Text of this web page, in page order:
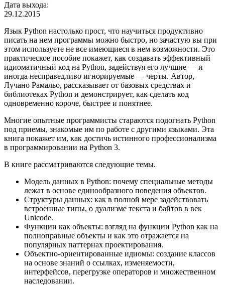
Дата выхода:
29.12.2015
Язык Python настолько прост, что научиться продуктивно
писать на нем программы можно быстро, но зачастую вы при
этом используете не все имеющиеся в нем возможности. Это
практическое пособие покажет, как создавать эффективный
идиоматичный код на Python, задействуя его лучшие — и
иногда несправедливо игнорируемые — черты. Автор,
Лучано Рамальо, рассказывает от базовых средствах и
библиотеках Python и демонстрирует, как сделать код
одновременно короче, быстрее и понятнее.
Многие опытные программисты стараются подогнать Python
под приемы, знакомые им по работе с другими языками. Эта
книга покажет им, как достичь истинного профессионализма
в программировании на Python 3.
В книге рассматриваются следующие темы.
Модель данных в Python: почему специальные методы
лежат в основе единообразного поведения объектов.
Структуры данных: как в полной мере задействовать
встроенные типы, о дуализме текста и байтов в век
Unicode.
Функции как объекты: взгляд на функции Python как на
полноправные объекты и как это отражается на
популярных паттернах проектирования.
Объектно-ориентированные идиомы: создание классов
на основе знаний о ссылках, изменяемости,
интерфейсов, перегрузке операторов и множественном
наследовании.